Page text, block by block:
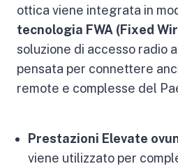
ottica viene integrata in
tecnologia FWA (Fixed
soluzione di accesso radio
pensata per connettere
remote e complesse del
Prestazioni Elevate
viene utilizzato per